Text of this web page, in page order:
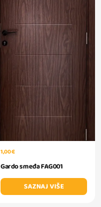
1,00 €
Gardo smeđa FAG001
SAZNAJ VIŠE